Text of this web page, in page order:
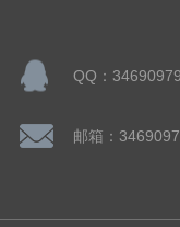
QQ：
邮箱：